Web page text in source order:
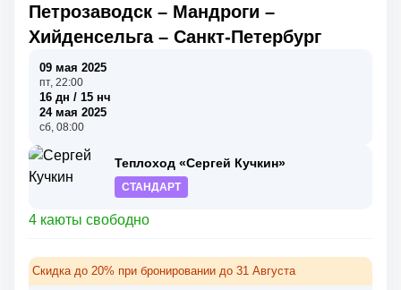
Петрозаводск – Мандроги –
Хийденсельга– Санкт-Петербург
09 мая 2025
пт, 22:00
16 дн / 15 нч
24 мая 2025
сб, 08:00
Теплоход «Сергей Кучкин»
СТАНДАРТ
4 каюты свободно
Скидка до 20% при бронировании до 31 Августа